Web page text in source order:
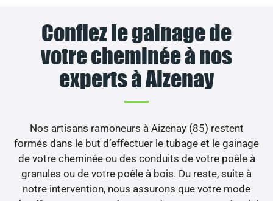
Confiez le gainage de
votre cheminée à nos
experts à Aizenay
Nos artisans ramoneurs à Aizenay (85) restent
formés dans le but d’effectuer le tubage et le gainage
de votre cheminée ou des conduits de votre poêle à
granules ou de votre poêle à bois. Du reste, suite à
notre intervention, nous assurons que votre mode